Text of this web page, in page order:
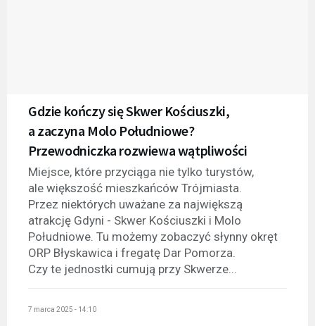
Gdzie kończy się Skwer Kościuszki,
a zaczyna Molo Południowe?
Przewodniczka rozwiewa wątpliwości
Miejsce, które przyciąga nie tylko turystów,
ale większość mieszkańców Trójmiasta.
Przez niektórych uważane za największą
atrakcję Gdyni - Skwer Kościuszki i Molo
Południowe. Tu możemy zobaczyć słynny okręt
ORP Błyskawica i fregatę Dar Pomorza.
Czy te jednostki cumują przy Skwerze...
7 marca 2025 - 14:10